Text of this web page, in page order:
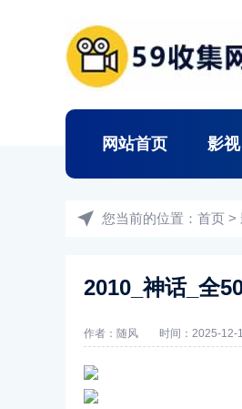
网站首页 影视
您当前的位置： 首页 >
2010_神话_全
作者：随风 时间：2025-12-